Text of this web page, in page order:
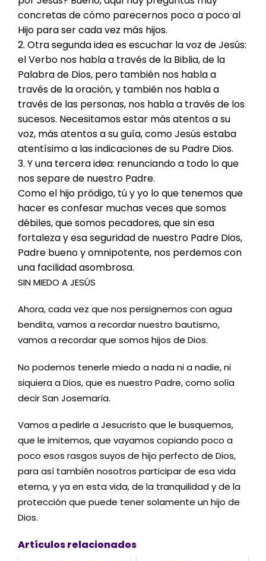
concretas de cómo parecernos poco a poco al
Hijo para ser cada vez más hijos.
2. Otra segunda idea es escuchar la voz de Jesús:
el Verbo nos habla a través de la Biblia, de la
Palabra de Dios, pero también nos habla a
través de la oración, y también nos habla a
través de las personas, nos habla a través de los
sucesos. Necesitamos estar más atentos a su
voz, más atentos a su guía, como Jesús estaba
atentísimo a las indicaciones de su Padre Dios.
3. Y una tercera idea: renunciando a todo lo que
nos separe de nuestro Padre.
Como el hijo pródigo, tú y yo lo que tenemos que
hacer es confesar muchas veces que somos
débiles, que somos pecadores, que sin esa
fortaleza y esa seguridad de nuestro Padre Dios,
Padre bueno yomnipotente, nos perdemos con
una facilidad asombrosa.
SIN MIEDO A JESÚS
Ahora, cada vez que nos persignemos con agua
bendita, vamos a recordar nuestro bautismo,
vamos a recordar que somos hijos de Dios.
No podemos tenerle miedo a nada ni a nadie, ni
siquiera a Dios, que es nuestro Padre, como solía
decir San Josemaría.
Vamos a pedirle a Jesucristo que le busquemos,
que le imitemos, que vayamos copiando poco a
poco esos rasgos suyos de hijo perfecto de Dios,
para así también nosotros participar de esa vida
eterna, yya en esta vida,de la tranquilidad y de la
protección que puede tener solamente un hijo de
Dios.
Artículos relacionados